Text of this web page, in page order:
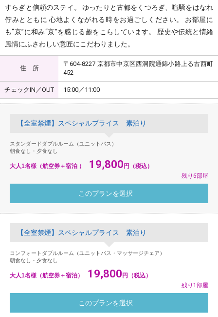
すらぎと信頼のステイ。 ゆったりと古都をくつろぎ、喧騒をはなれ
佇みとともに 心地よくながれる時をお過ごしください。 お部屋に
も“京”に和み“京”を感じる趣をこらしています。 歴史や伝統と情緒
風情にふさわしい意匠にこだわりました。
住 所
〒604-8227 京都市中京区西洞院通錦小路上る古西町
452
チェックIN／OUT 15:00／11:00
【全室禁煙】スペシャルプライス 素泊り
スタンダードダブルルーム（ユニットバス）
朝食なし・夕食なし
大人1名様（航空券＋宿泊 ） 19,800 円（税込）
残り6部屋
【全室禁煙】スペシャルプライス 素泊り
コンフォートダブルルーム（ユニットバス・マッサージチェア）
朝食なし・夕食なし
大人1名様（航空券＋宿泊） 19,800 円（税込）
残り1部屋